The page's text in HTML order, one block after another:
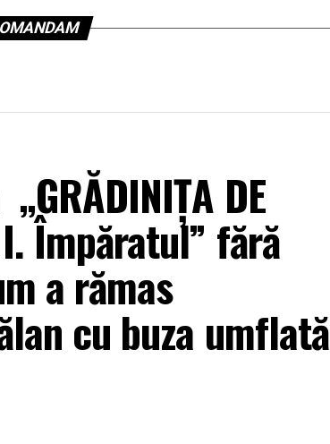
DE
Împăratul” fără
a rămas
cu buza umflată